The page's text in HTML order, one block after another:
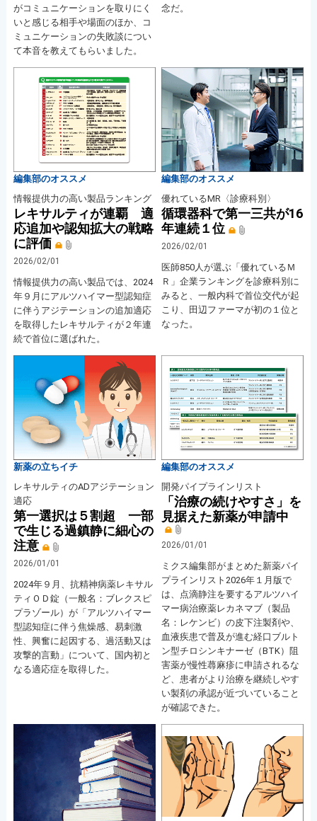
がコミュニケーションを取りにく
いと感じる相手や場面のほか、コ
ミュニケーションの失敗談につい
て本音を教えてもらいました。
念だ。
編集部のオススメ
情報提供力の高い製品ランキング
レキサルティが連覇 適
応追加や認知拡大の戦略
に評価
2026/02/01
情報提供力の高い製品では、2024
年９月にアルツハイマー型認知症
に伴うアジテーションの追加適応
を取得したレキサルティが２年連
続で首位に選ばれた。
編集部のオススメ
優れているMR〈診療科別〉
循環器科で第一三共が16
年連続１位
2026/02/01
医師850人が選ぶ「優れているＭ
Ｒ」企業ランキングを診療科別に
みると、一般内科で首位交代が起
こり、田辺ファーマが初の１位と
なった。
新薬の立ちイチ
レキサルティのADアジテーション
適応
第一選択は５割超 一部
で生じる過鎮静に細心の
注意
2026/01/01
2024年９月、抗精神病薬レキサル
ティＯＤ錠（一般名：ブレクスピ
プラゾール）が「アルツハイマー
型認知症に伴う焦燥感、易刺激
性、興奮に起因する、過活動又は
攻撃的言動」について、国内初と
なる適応症を取得した。
編集部のオススメ
開発パイプラインリスト
「治療の続けやすさ」を
見据えた新薬が申請中
2026/01/01
ミクス編集部がまとめた新薬パイ
プラインリスト2026年１月版で
は、点滴静注を要するアルツハイ
マー病治療薬レカネマブ（製品
名：レケンビ）の皮下注製剤や、
血液疾患で普及が進む経口ブルト
ン型チロシンキナーゼ（BTK）阻
害薬が慢性蕁麻疹に申請されるな
ど、患者がより治療を継続しやす
い製剤の承認が近づいていること
が確認できた。